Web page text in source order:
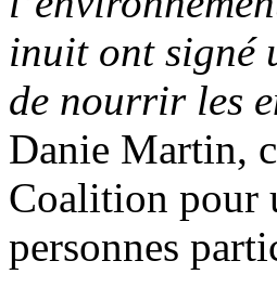
inuit ont signé
de nourrir les
Danie Martin,
Coalition pour
personnes